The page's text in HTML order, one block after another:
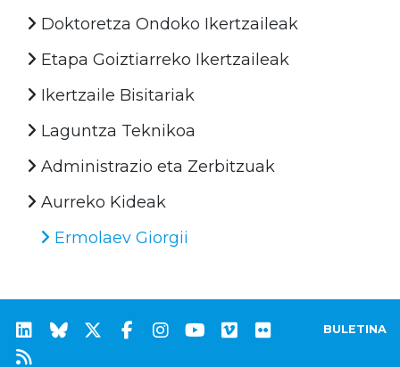
Doktoretza Ondoko Ikertzaileak
Etapa Goiztiarreko Ikertzaileak
Ikertzaile Bisitariak
Laguntza Teknikoa
Administrazio eta Zerbitzuak
Aurreko Kideak
Ermolaev Giorgii
BULETINA